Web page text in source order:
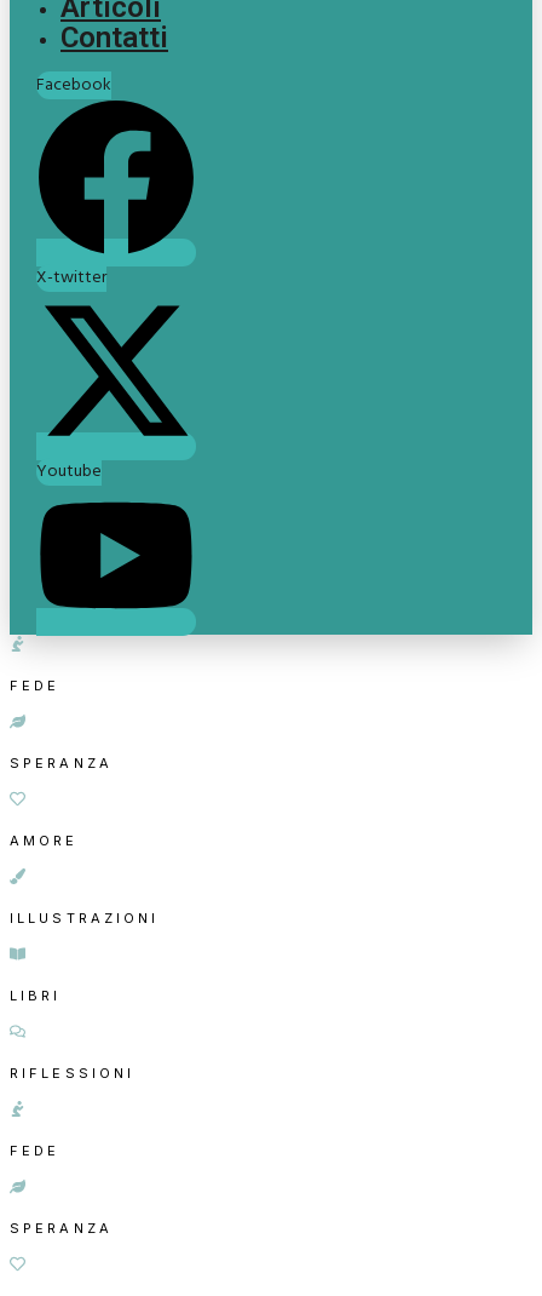
Articoli
Contatti
Facebook
X-twitter
Youtube
FEDE
SPERANZA
AMORE
ILLUSTRAZIONI
LIBRI
RIFLESSIONI
FEDE
SPERANZA